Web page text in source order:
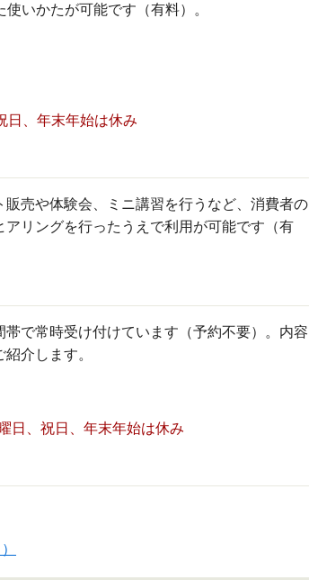
いかたが可能です（有料）。
日、年末年始は休み
売や体験会、ミニ講習を行うなど、消費者の
リングを行ったうえで利用が可能です（有
で常時受け付けています（予約不要）。内容
介します。
日、祝日、年末年始は休み